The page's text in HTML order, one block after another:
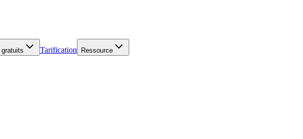
Tarification Ressource